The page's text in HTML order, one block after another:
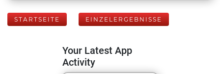
STARTSEITE EINZELERGEBNISSE
Your Latest App
Activity